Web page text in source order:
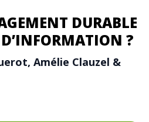
DURABLE
D’INFORMATION ?
Amélie Clauzel &